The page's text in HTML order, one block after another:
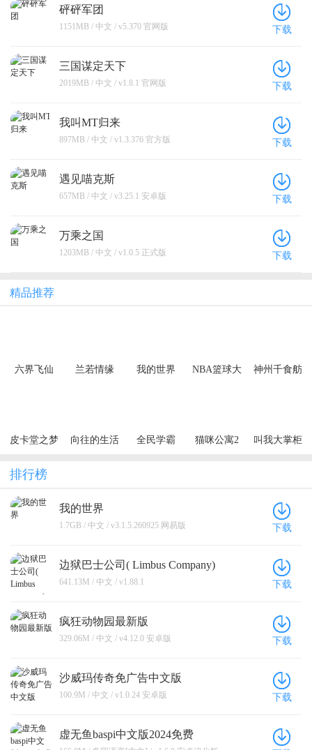
砰砰军团
1151MB / 中文 / v5.370 官网版 下载
三国谋定天下
2019MB / 中文 / v1.8.1 官网版 下载
我叫MT归来
897MB / 中文 / v1.3.376 官方版 下载
遇见喵克斯
657MB / 中文 / v3.25.1 安卓版 下载
万乘之国
1203MB / 中文 / v1.0.5 正式版 下载
精品推荐
六界飞仙
兰若情缘
我的世界
NBA篮球大
神州千食舫
皮卡堂之梦
向往的生活 全民学霸 猫咪公寓2 叫我大掌柜
排行榜
我的世界
1.7GB / 中文 / v3.1.5.260925 网易版 下载
边狱巴士公司( Limbus Company)
641.13M / 中文 / v1.88.1 下载
疯狂动物园最新版
329.06M / 中文 / v4.12.0 安卓版 下载
沙威玛传奇免广告中文版
100.9M / 中文 / v1.0.24 安卓版 下载
虚无鱼baspi中文版2024免费